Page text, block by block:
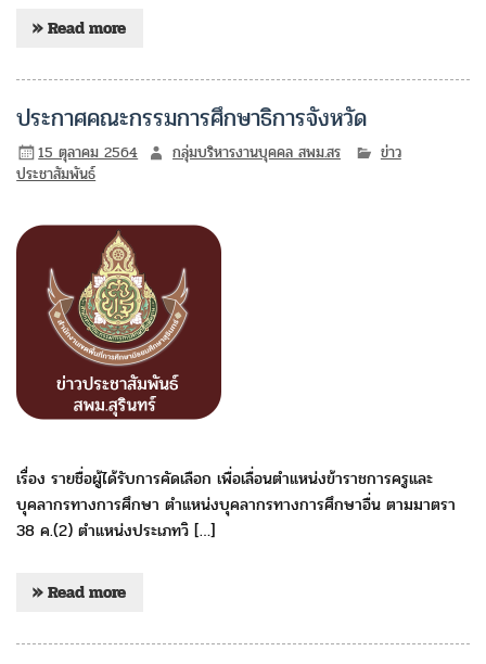
» Read more
ประกาศคณะกรรมการศึกษาธิการจังหวัด
15 ตุลาคม 2564 กลุ่มบริหารงานบุคคล สพม.สร
ข่าว
ประชาสัมพันธ์
เรื่อง รายชื่อผู้ได้รับการคัดเลือก เพื่อเลื่อนตำแหน่งข้าราชการครูและ
บุคลากรทางการศึกษา ตำแหน่งบุคลากรทางการศึกษาอื่น ตามมาตรา
38 ค.(2) ตำแหน่งประเภทวิ […]
» Read more